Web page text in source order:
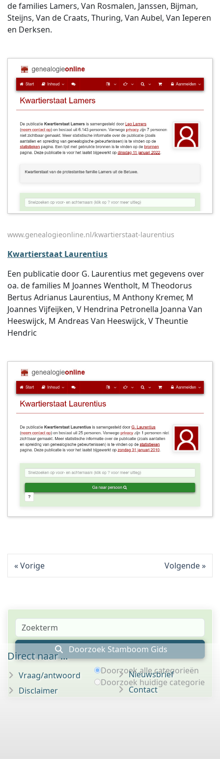
de families Lamers, Van Rosmalen, Janssen, Bijman,
Steijns, Van de Craats, Thuring, Van Aubel, Van Ieperen
en Derksen.
www.genealogieonline.nl/kwartierstaat-laurentius
Kwartierstaat Laurentius
Een publicatie door G. Laurentius met gegevens over
oa. de families M Joannes Wentholt, M Theodorus
Bertus Adrianus Laurentius, M Anthony Kremer, M
Joannes Vijfeijken, V Hendrina Petronella Joanna Van
Heeswijck, M Andreas Van Heeswijck, V Theuntie
Hendric
Vorige Volgende
Doorzoek Stamboom Gids
Doorzoek alle categorieën
Doorzoek huidige categorie
Direct naar ...
Vraag/antwoord
Disclaimer
Nieuwsbrief
Contact